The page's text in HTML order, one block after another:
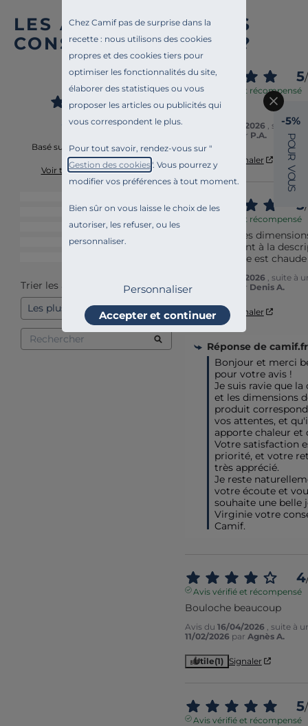
Chez Camif pas de surprise dans la
recette : nous utilisons des cookies
propres et des cookies tiers pour
optimiser les fonctionnalités du site,
élaborer des statistiques ou vous
proposer les articles ou publicités qui
vous correspondent le plus.
Pour tout savoir, rendez-vous sur "
Gestion des cookies". Vous pourrez y
modifier vos préférences à tout moment.
Bien sûr on vous laisse le choix de les
autoriser, les refuser, ou les
personnaliser.
Personnaliser
Accepter et continuer
LES AVIS DES AUTRES
CONSOMM’ACTEURS ?
4.8
Basé sur 23 avis soumis à un
contrôle
Voir tous les avis sur ce site
4
0
Trier les avis
5/
Avis vérifié et récompensé
Belle qualité
22/06/2026
, suite à
par P.A.
Signaler
5/
Avis vérifié et récompensé
La couleur, les
correspondent à la
La couverture est
23/04/2026
, suite à
01/02/2026
par Denis A.
Utile(0) Signaler
Réponse de camif.fr
Bonjour et merci
pour votre avis !
Je suis ravie que la
et les dimensions
produit
vos attentes, et
apporte chaleur et
Votre satisfaction
priorité, et votre
très apprécié.
Je reste
votre écoute et
souhaite une belle
Virginie votre
Camif.
4
Avis vérifié et récompensé
Bouloche beaucoup
Avis du 16/04/2026
, suite à
11/02/2026 par Agnès A.
Utile(1) Signaler
5/
Avis vérifié et récompensé
-5%
P
O
U
R
V
O
U
S